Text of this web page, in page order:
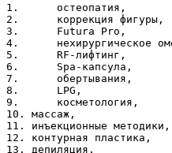
1.	остеопатия,
2.	коррекция фигуры,
3.	Futura Pro,
4.	нехирургическое омоложение,
5.	RF-лифтинг,
6.	Spa-капсула,
7.	обертывания,
8.	LPG,
9.	косметология,
10. массаж,
11. инъекционные методики,
12. контурная пластика,
13. депиляция,